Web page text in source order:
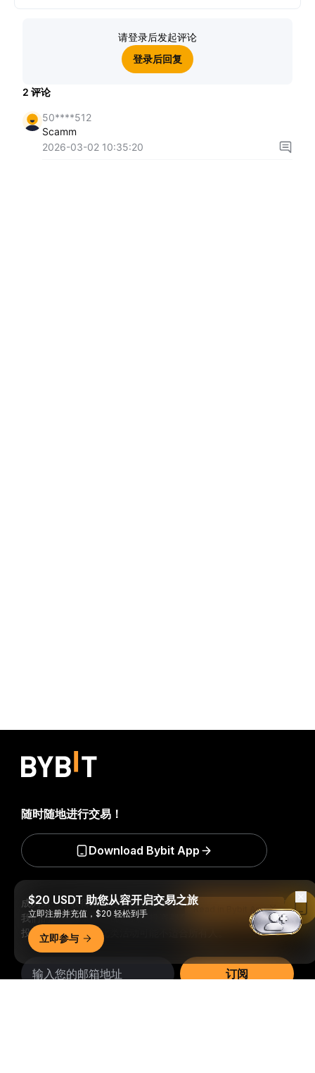
请登录后发起评论
登录后回复
2 评论
50****512
Scamm
2026-03-02 10:35:20
成为第一个获得加密货币世界重要见解和分析的人：立即申购
我们的时事通讯。全部形式的投资都存在风险，包括损失所有
投资金额的风险。此类活动可能不适合所有人。
订阅
随时随地进行交易！
Download Bybit App
$20 USDT 助您从容开启交易之旅
立即注册并充值，$20 轻松到手
立即参与
Read in Bybit App